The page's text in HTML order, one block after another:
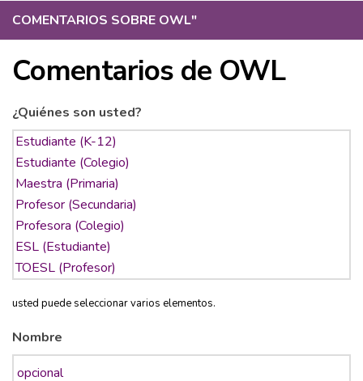
COMENTARIOS SOBRE OWL"
Comentarios de OWL
¿Quiénes son usted?
usted puede seleccionar varios elementos.
Nombre